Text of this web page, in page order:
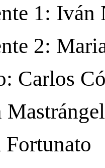
1: Iván
2:
Carlos